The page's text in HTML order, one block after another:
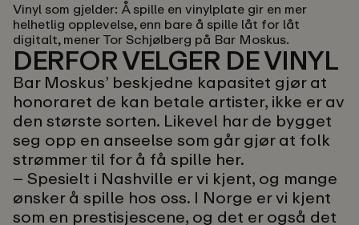
Vinyl som gjelder: Å spille en vinylplate gir en mer
helhetlig opplevelse, enn bare å spille låt for låt
digitalt, mener Tor Schjølberg på Bar Moskus.
DERFOR VELGER DE VINYL
Bar Moskus’ beskjedne kapasitet gjør at
honoraret de kan betale artister, ikke er av
den største sorten. Likevel har de bygget
seg opp en anseelse som går gjør at folk
strømmer til for å få spille her.
– Spesielt i Nashville er vi kjent, og mange
ønsker å spille hos oss. I Norge er vi kjent
som en prestisjescene, og det er også det